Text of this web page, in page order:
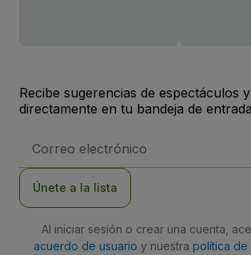
Recibe sugerencias de espectáculos
directamente en tu bandeja de entrada
de
Únete a la lista
Al iniciar sesión o crear una cuenta,
acuerdo de usuario y nuestra política de